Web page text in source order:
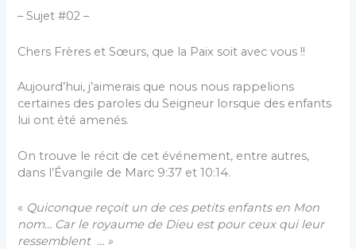
– Sujet #02 –
Chers Frères et Sœurs, que la Paix soit avec vous !!
Aujourd’hui, j’aimerais que nous nous rappelions
certaines des paroles du Seigneur lorsque des enfants
lui ont été amenés.
On trouve le récit de cet événement, entre autres,
dans l’Évangile de Marc 9:37 et 10:14.
« Quiconque reçoit un de ces petits enfants en Mon
nom… Car le royaume de Dieu est pour ceux qui leur
ressemblent … »